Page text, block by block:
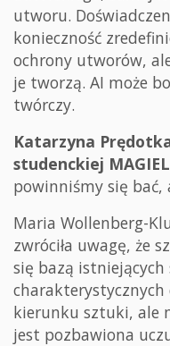
utworu.
konieczność
ochrony utworów,
je tworzą. AI może
twórczy.
Katarzyna
studenckiej
powinniśmy się bać,
Maria Wollenberg-
zwróciła uwagę, że
się bazą istniejących
kierunku sztuki, ale
jest pozbawiona